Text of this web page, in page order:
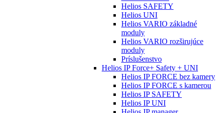
Helios SAFETY
Helios UNI
Helios VARIO základné
moduly
Helios VARIO rozširujúce
moduly
Príslušenstvo
Helios IP Force+ Safety + UNI
Helios IP FORCE bez kamery
Helios IP FORCE s kamerou
Helios IP SAFETY
Helios IP UNI